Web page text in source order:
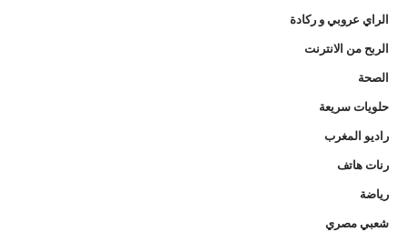
الراي عروبي و ركادة
الربح من الانترنت
الصحة
حلويات سريعة
راديو المغرب
رنات هاتف
رياضة
شعبي مصري